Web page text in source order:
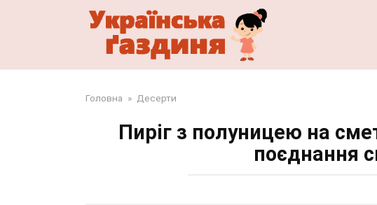
Головна » Десерти
Пиріг з полуницею на
поєднання